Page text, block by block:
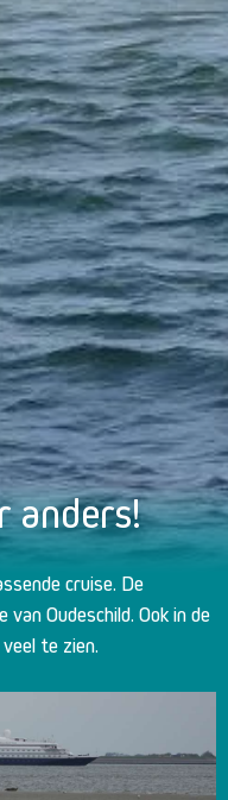
anders!
cruise. De
Oudeschild. Ook in de
te zien.